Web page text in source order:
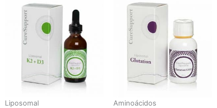
Liposomal
Aminoácidos